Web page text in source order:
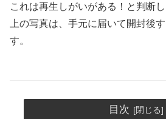
これは再生しがいがある！と判断
上の写真は、手元に届いて開封後
す。
目次